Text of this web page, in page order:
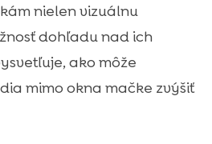
nielen vizuálnu
dohľadu nad ich
ako môže
mimo okna mačke zvýšiť